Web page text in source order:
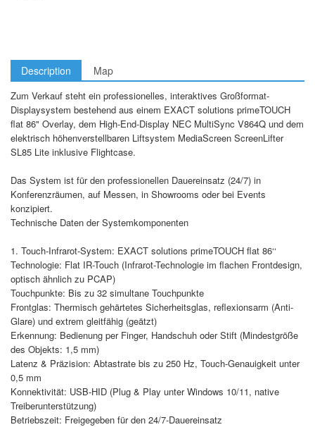
Description Map
Zum Verkauf steht ein professionelles, interaktives Großformat-
Displaysystem bestehend aus einem EXACT solutions primeTOUCH
flat 86" Overlay, dem High-End-Display NEC MultiSync V864Q und dem
elektrisch höhenverstellbaren Liftsystem MediaScreen ScreenLifter
SL85 Lite inklusive Flightcase.
Das System ist für den professionellen Dauereinsatz (24/7) in
Konferenzräumen, auf Messen, in Showrooms oder bei Events
konzipiert.
Technische Daten der Systemkomponenten
1. Touch-Infrarot-System: EXACT solutions primeTOUCH flat 86‘‘
Technologie: Flat IR-Touch (Infrarot-Technologie im flachen Frontdesign,
optisch ähnlich zu PCAP)
Touchpunkte: Bis zu 32 simultane Touchpunkte
Frontglas: Thermisch gehärtetes Sicherheitsglas, reflexionsarm (Anti-
Glare) und extrem gleitfähig (geätzt)
Erkennung: Bedienung per Finger, Handschuh oder Stift (Mindestgröße
des Objekts: 1,5 mm)
Latenz & Präzision: Abtastrate bis zu 250 Hz, Touch-Genauigkeit unter
0,5 mm
Konnektivität: USB-HID (Plug & Play unter Windows 10/11, native
Treiberunterstützung)
Betriebszeit: Freigegeben für den 24/7-Dauereinsatz